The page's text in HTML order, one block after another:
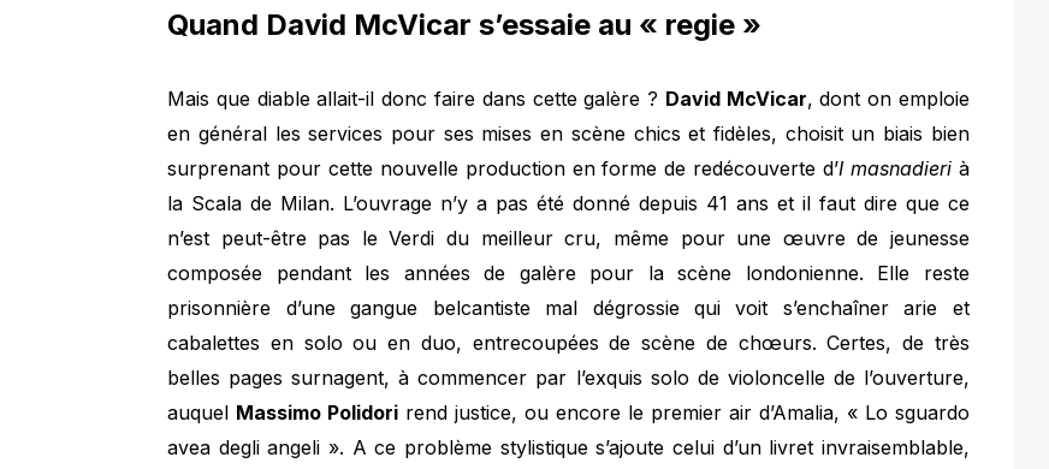
Quand David McVicar s’essaie au « regie »
Mais que diable allait-il donc faire dans cette galère ? David McVicar, dont on emploie
en général les services pour ses mises en scène chics et fidèles, choisit un biais bien
surprenant pour cette nouvelle production en forme de redécouverte d’I masnadieri à
la Scala de Milan. L’ouvrage n’y a pas été donné depuis 41 ans et il faut dire que ce
n’est peut-être pas le Verdi du meilleur cru, même pour une œuvre de jeunesse
composée pendant les années de galère pour la scène londonienne. Elle reste
prisonnière d’une gangue belcantiste mal dégrossie qui voit s’enchaîner arie et
cabalettes en solo ou en duo, entrecoupées de scène de chœurs. Certes, de très
belles pages surnagent, à commencer par l’exquis solo de violoncelle de l’ouverture,
auquel Massimo Polidori rend justice, ou encore le premier air d’Amalia, « Lo sguardo
avea degli angeli ». A ce problème stylistique s’ajoute celui d’un livret invraisemblable,